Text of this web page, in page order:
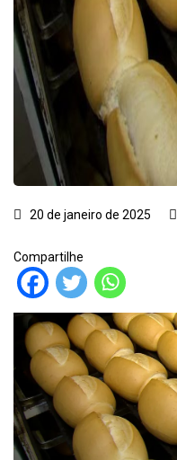
20 de janeiro de 2025
Compartilhe